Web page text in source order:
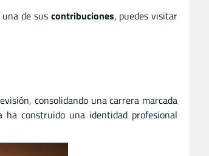
de sus contribuciones, puedes visitar
consolidando una carrera marcada
construido una identidad profesional